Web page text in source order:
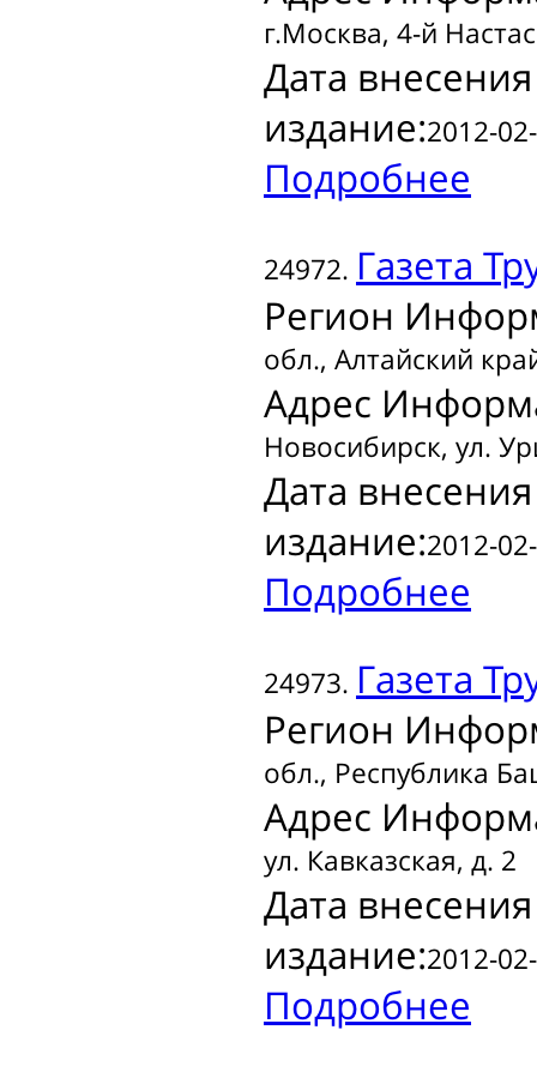
г.Москва, 4-й
Дата
издание:2012-
Подробнее
24972. Газета
Регион
обл., Алтайский
Адрес
Новосибирск, ул.
Дата
издание:2012-
Подробнее
24973. Газета
Регион
обл., Республика
Адрес
ул. Кавказская, д. 2
Дата
издание:2012-
Подробнее